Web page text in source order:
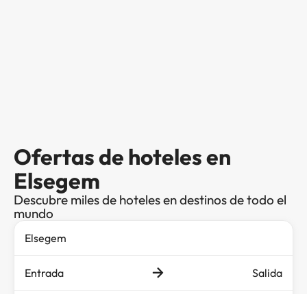
Ofertas de hoteles en
Elsegem
Descubre miles de hoteles en destinos de todo el
mundo
Entrada Salida